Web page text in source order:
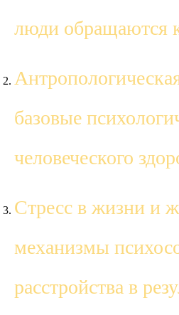
люди обращаются
базовые
человеческого
Стресс в жизни и
механизмы
расстройства в